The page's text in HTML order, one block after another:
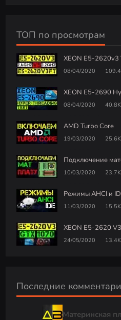
ТОП по просмотрам
XEON E5-
08/04/2020
XEON E5-2690
08/04/2020 40.8K
AMD Turbo Core
19/03/2020 25.6K
Подключение
10/03/2020 23.7K
Режимы AHCI и
11/03/2020 15.5K
XEON E5-2620
24/05/2020 13.4K
Последние
Материнская